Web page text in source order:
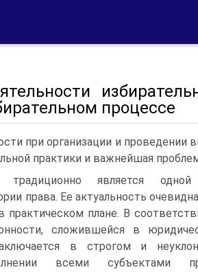
процессе
при организации и
практики и важнейшая
традиционно является
права. Ее актуальность
практическом плане. В
сложившейся в
в строгом и
всеми субъектами